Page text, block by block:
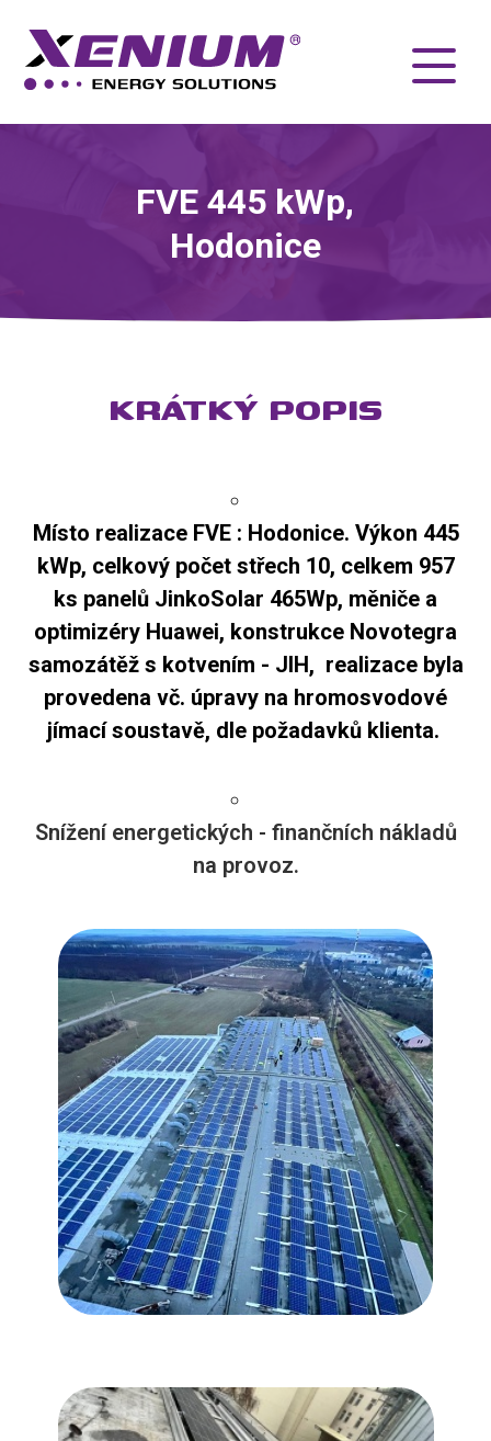
FVE 445 kWp,
Hodonice
KRÁTKÝ POPIS
Místo realizace FVE : Hodonice. Výkon 445
kWp, celkový počet střech 10, celkem 957
ks panelů JinkoSolar 465Wp, měniče a
optimizéry Huawei, konstrukce Novotegra
samozátěž s kotvením - JIH, realizace byla
provedena vč. úpravy na hromosvodové
jímací soustavě, dle požadavků klienta.
Snížení energetických - finančních nákladů
na provoz.